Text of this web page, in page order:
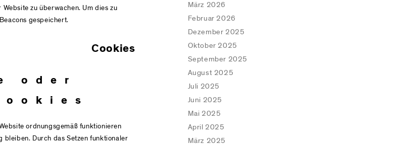
zu überwachen. Um dies zu
gespeichert.
oder
ordnungsgemäß funktionieren
bleiben. Durch das Setzen funktionaler
März 2026
Februar 2026
Dezember 2025
Oktober 2025
September 2025
August 2025
Juli 2025
Juni 2025
Mai 2025
April 2025
März 2025